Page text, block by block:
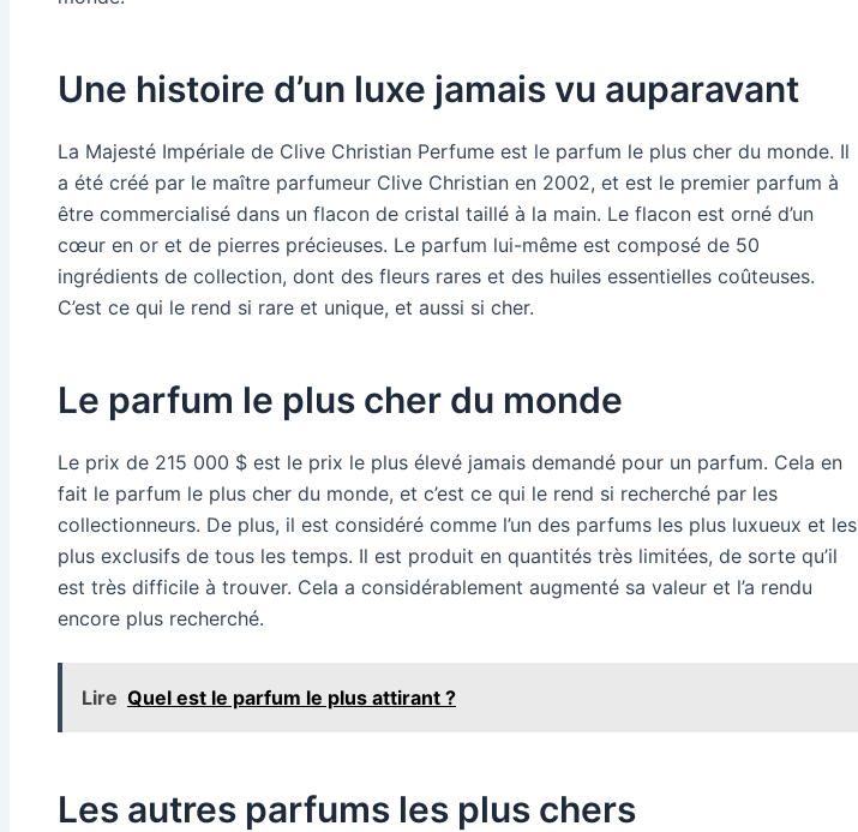
Une histoire d’un luxe jamais vu auparavant
La Majesté Impériale de Clive Christian Perfume est le parfum le plus cher du monde. Il
a été créé par le maître parfumeur Clive Christian en 2002, et est le premier parfum à
être commercialisé dans un flacon de cristal taillé à la main. Le flacon est orné d’un
cœur en or et de pierres précieuses. Le parfum lui-même est composé de 50
ingrédients de collection, dont des fleurs rares et des huiles essentielles coûteuses.
C’est ce qui le rend si rare et unique, et aussi si cher.
Le parfum le plus cher du monde
Le prix de 215 000 $ est le prix le plus élevé jamais demandé pour un parfum. Cela en
fait le parfum le plus cher du monde, et c’est ce qui le rend si recherché par les
collectionneurs. De plus, il est considéré comme l’un des parfums les plus luxueux et les
plus exclusifs de tous les temps. Il est produit en quantités très limitées, de sorte qu’il
est très difficile à trouver. Cela a considérablement augmenté sa valeur et l’a rendu
encore plus recherché.
Lire Quel est le parfum le plus attirant ?
Les autres parfums les plus chers